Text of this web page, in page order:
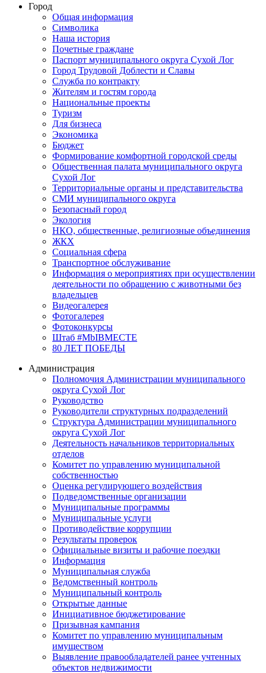
Город
Общая информация
Символика
Наша история
Почетные граждане
Паспорт муниципального округа Сухой Лог
Город Трудовой Доблести и Славы
Служба по контракту
Жителям и гостям города
Национальные проекты
Туризм
Для бизнеса
Экономика
Бюджет
Формирование комфортной городской среды
Общественная палата муниципального округа
Сухой Лог
Территориальные органы и представительства
СМИ муниципального округа
Безопасный город
Экология
НКО, общественные, религиозные объединения
ЖКХ
Социальная сфера
Транспортное обслуживание
Информация о мероприятиях при осуществлении
деятельности по обращению с животными без
владельцев
Видеогалерея
Фотогалерея
Фотоконкурсы
Штаб #MbIBMECTE
80 ЛЕТ ПОБЕДЫ
Администрация
Полномочия Администрации муниципального
округа Сухой Лог
Руководство
Руководители структурных подразделений
Структура Администрации муниципального
округа Сухой Лог
Деятельность начальников территориальных
отделов
Комитет по управлению муниципальной
собственностью
Оценка регулирующего воздействия
Подведомственные организации
Муниципальные программы
Муниципальные услуги
Противодействие коррупции
Результаты проверок
Официальные визиты и рабочие поездки
Информация
Муниципальная служба
Ведомственный контроль
Муниципальный контроль
Открытые данные
Инициативное бюджетирование
Призывная кампания
Комитет по управлению муниципальным
имуществом
Выявление правообладателей ранее учтенных
объектов недвижимости